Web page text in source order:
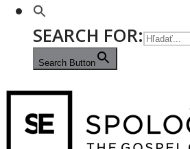
SEARCH FOR:
Search Button